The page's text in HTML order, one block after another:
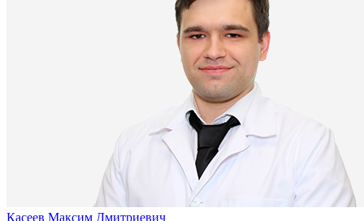
Касеев Максим Дмитриевич